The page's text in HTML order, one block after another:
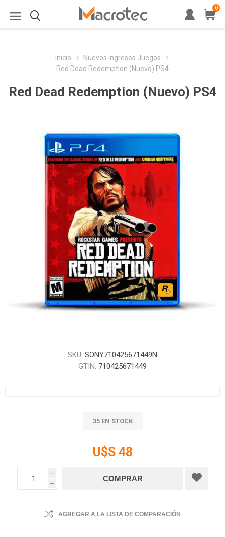
0
Inicio
Nuevos Ingresos Juegos
Red Dead Redemption (Nuevo) PS4
Red Dead Redemption (Nuevo) PS4
SKU: SONY710425671449N
GTIN: 710425671449
35 EN STOCK
U$S 48
i
h
AGREGAR A LA LISTA DE COMPARACIÓN